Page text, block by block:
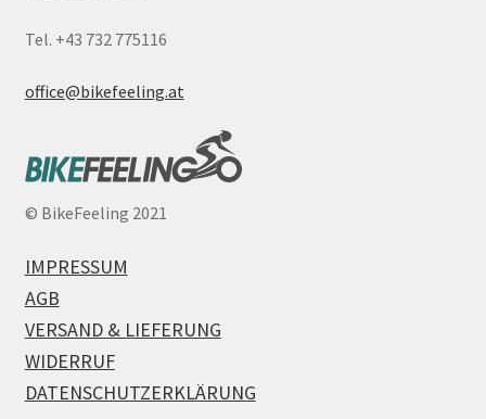
Tel. +43 732 775116
office@bikefeeling.at
© BikeFeeling 2021
IMPRESSUM
AGB
VERSAND & LIEFERUNG
WIDERRUF
DATENSCHUTZERKLÄRUNG